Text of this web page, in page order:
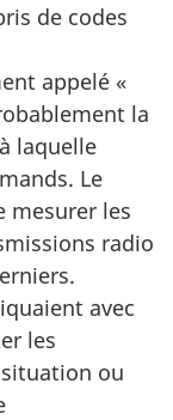
de codes
appelé «
la
laquelle
Le
mesurer les
radio
avec
les
ou